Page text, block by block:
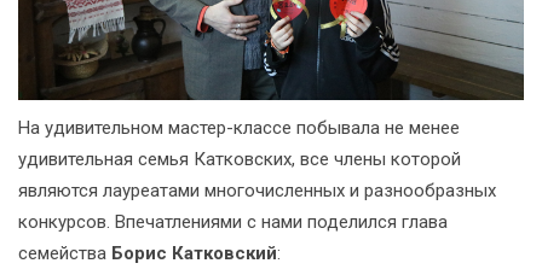
На удивительном мастер-классе побывала не менее
удивительная семья Катковских, все члены которой
являются лауреатами многочисленных и разнообразных
конкурсов. Впечатлениями с нами поделился глава
семейства Борис Катковский: